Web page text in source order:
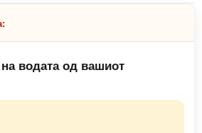
водата од вашиот